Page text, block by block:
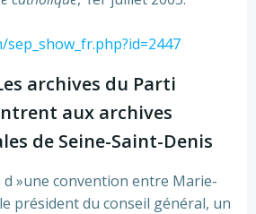
archives du Parti
aux archives
de Seine-Saint-Denis
»une convention entre Marie-
président du conseil général, un